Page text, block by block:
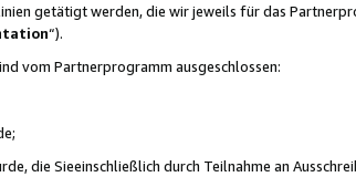
getätigt werden, die wir jeweils für das
“).
vom Partnerprogramm ausgeschlossen:
die Sieeinschließlich durch Teilnahme an